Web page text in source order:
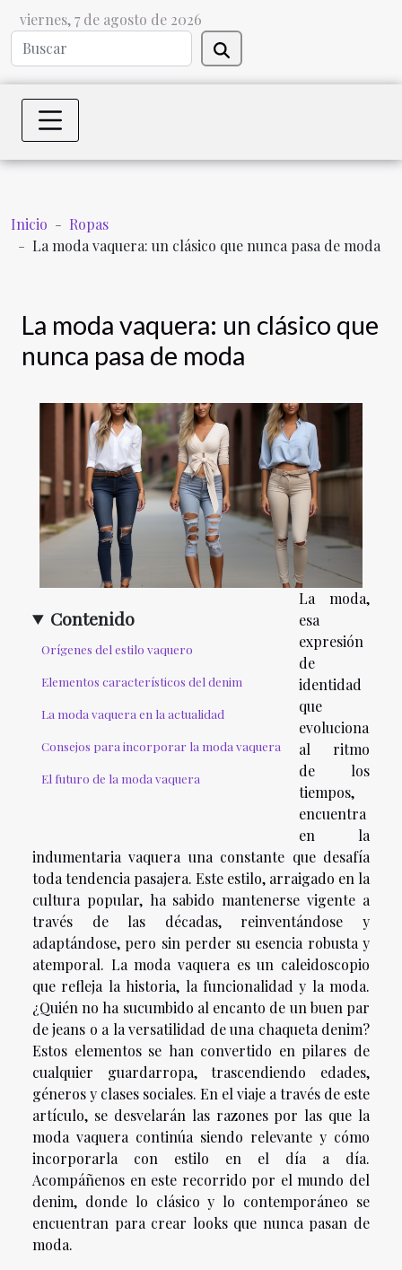
viernes, 7 de agosto de 2026
Inicio
Ropas
La moda vaquera: un clásico que nunca pasa de moda
La moda vaquera: un clásico que
nunca pasa de moda
Contenido
Orígenes del estilo vaquero
Elementos característicos del denim
La moda vaquera en la actualidad
Consejos para incorporar la moda vaquera
El futuro de la moda vaquera
La moda,
esa
expresión
de
identidad
que
evoluciona
al ritmo
de los
tiempos,
encuentra
en la
indumentaria vaquera una constante que desafía
toda tendencia pasajera. Este estilo, arraigado en la
cultura popular, ha sabido mantenerse vigente a
través de las décadas, reinventándose y
adaptándose, pero sin perder su esencia robusta y
atemporal. La moda vaquera es un caleidoscopio
que refleja la historia, la funcionalidad y la moda.
¿Quién no ha sucumbido al encanto de un buen par
de jeans o a la versatilidad de una chaqueta denim?
Estos elementos se han convertido en pilares de
cualquier guardarropa, trascendiendo edades,
géneros y clases sociales. En el viaje a través de este
artículo, se desvelarán las razones por las que la
moda vaquera continúa siendo relevante y cómo
incorporarla con estilo en el día a día.
Acompáñenos en este recorrido por el mundo del
denim, donde lo clásico y lo contemporáneo se
encuentran para crear looks que nunca pasan de
moda.